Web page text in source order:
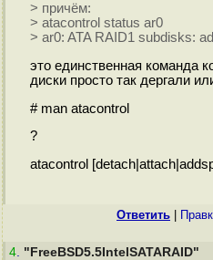
> причём:
> atacontrol status ar0
> ar0: ATA RAID1 subdisks:
это единственная команда
диски просто так дергали
# man atacontrol
?
atacontrol
Ответить
4. "FreeBSD5.5IntelSATARAID"